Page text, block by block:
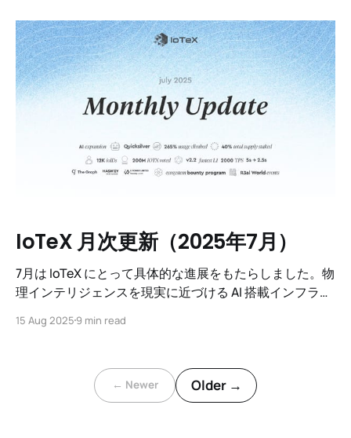
ルな拡張を通じて採用が拡大します。
IoTeX 月次更新（2025年7月）
7月は IoTeX にとって具体的な進展をもたらしました。物
理インテリジェンスを現実に近づける AI 搭載インフラか
トコルのアップグレード、アジアの急成長するハブで市
15 Aug 2025 9 min read
← Newer Older →